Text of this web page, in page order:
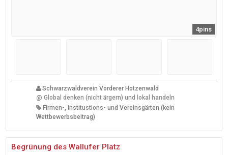
4pins
Schwarzwaldverein Vorderer Hotzenwald
@ Global denken (nicht ärgern) und lokal handeln
Firmen-, Institustions- und Vereinsgärten (kein
Wettbewerbsbeitrag)
Begrünung des Wallufer Platz